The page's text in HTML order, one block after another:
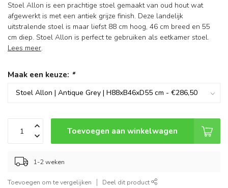
Stoel Allon is een prachtige stoel gemaakt van oud hout wat
afgewerkt is met een antiek grijze finish. Deze landelijk
uitstralende stoel is maar liefst 88 cm hoog, 46 cm breed en 55
cm diep. Stoel Allon is perfect te gebruiken als eetkamer stoel.
Lees meer.
Maak een keuze: *
Toevoegen aan winkelwagen
1-2 weken
Toevoegen om te vergelijken Deel dit product